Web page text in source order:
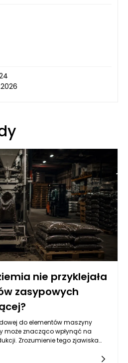
nie przyklejała
zasypowych
do elementów maszyny
może znacząco wpłynąć na
Zrozumienie tego zjawiska
pakujących. Często przyczyna